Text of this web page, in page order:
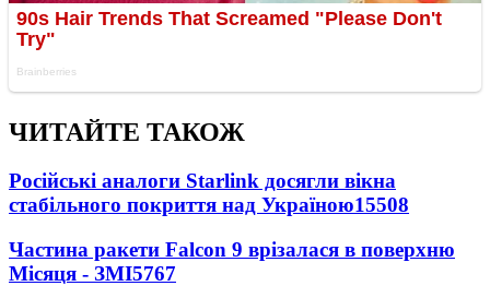
ЧИТАЙТЕ ТАКОЖ
Російські аналоги Starlink досягли вікна
стабільного покриття над Україною15508
Частина ракети Falcon 9 врізалася в поверхню
Місяця - ЗМІ5767